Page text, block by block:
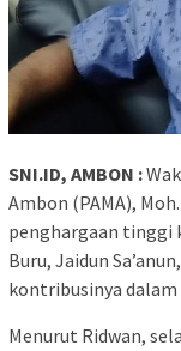
SNI.ID, AMBON :
Ambon (PAMA),
penghargaan tinggi
Buru, Jaidun
kontribusinya
Menurut Ridwan,